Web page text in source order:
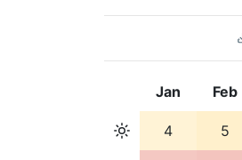
Jan Feb
4 5